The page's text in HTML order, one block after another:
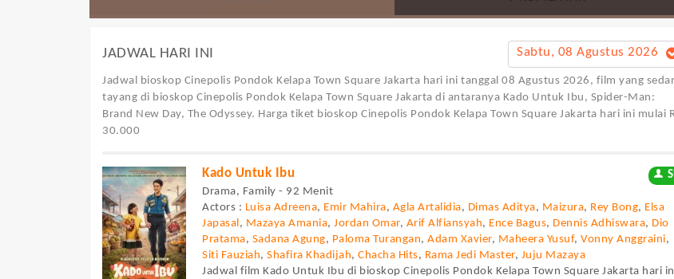
JADWAL HARI INI Sabtu, 08 Agustus 2026
Jadwal bioskop Cinepolis Pondok Kelapa Town Square Jakarta hari ini tanggal 08 Agustus 2026, film yang
tayang di bioskop Cinepolis Pondok Kelapa Town Square Jakarta di antaranya Kado Untuk Ibu, Spider-Man:
Brand New Day, The Odyssey. Harga tiket bioskop Cinepolis Pondok Kelapa Town Square Jakarta hari ini mulai
30.000
Kado Untuk Ibu
Drama, Family - 92 Menit
Actors : Luisa Adreena, Emir Mahira, Agla Artalidia, Dimas Aditya, Maizura, Rey Bong, Elsa
Japasal, Mazaya Amania,Jordan Omar, Arif Alfiansyah, Ence Bagus, Dennis Adhiswara, Dio
Pratama, Sadana Agung, Paloma Turangan,Adam Xavier, Maheera Yusuf,Vonny Anggraini,
Siti Fauziah,Shafira Khadijah,Chacha Hits, Rama Jedi Master, Juju Mazaya
Jadwal film Kado Untuk Ibu di bioskop Cinepolis Pondok Kelapa Town Square Jakarta hari